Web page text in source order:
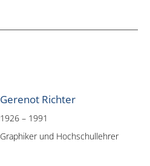
Gerenot Richter
1926 – 1991
Graphiker und Hochschullehrer